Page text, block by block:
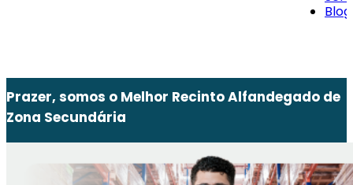
Blog
Prazer, somos o Melhor Recinto Alfandegado de
Zona Secundária